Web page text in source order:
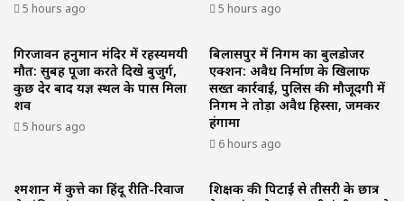
5 hours ago 5 hours ago
गिरजावन हनुमान मंदिर में रहस्यमयी
मौत: सुबह पूजा करते दिखे बुजुर्ग,
कुछ देर बाद यज्ञ स्थल के पास मिला
शव
5 hours ago
बिलासपुर में निगम का बुलडोजर
एक्शन: अवैध निर्माण के खिलाफ
सख्त कार्रवाई, पुलिस की मौजूदगी में
निगम ने तोड़ा अवैध हिस्सा, जमकर
हंगामा
6 hours ago
श्मशान में कुत्ते का हिंदू रीति-रिवाज
शिक्षक की पिटाई से तीसरी के छात्र